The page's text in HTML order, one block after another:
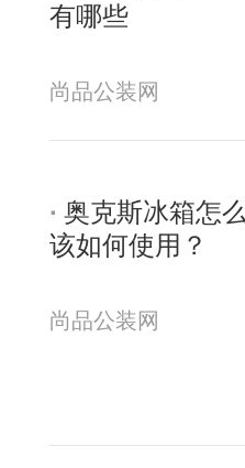
有哪些
尚品公装网
奥克斯冰箱怎
该如何使用？
尚品公装网